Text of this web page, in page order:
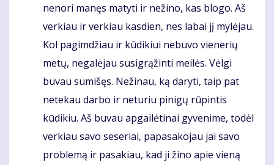
nenori manęs matyti ir nežino, kas blogo. Aš
verkiau ir verkiau kasdien, nes labai jį mylėjau.
Kol pagimdžiau ir kūdikiui nebuvo vienerių
metų, negalėjau susigrąžinti meilės. Vėlgi
buvau sumišęs. Nežinau, ką daryti, taip pat
netekau darbo ir neturiu pinigų rūpintis
kūdikiu. Aš buvau apgailėtinai gyvenime, todėl
verkiau savo seseriai, papasakojau jai savo
problemą ir pasakiau, kad ji žino apie vieną